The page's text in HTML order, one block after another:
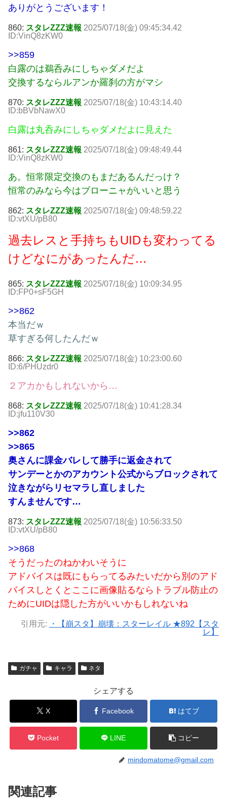
ありがとうございます！
860: スタレZZZ速報 2025/07/18(金) 09:45:34.42
ID:VinQ8zKW0
>>859
白露のは鵜呑みにしちゃダメだよ
交換するならルアンか羅刹の方がマシ
870: スタレZZZ速報 2025/07/18(金) 10:43:14.40
ID:bBVbNawX0
白露は丸呑みにしちゃダメだよに見えた
861: スタレZZZ速報 2025/07/18(金) 09:48:49.44
ID:VinQ8zKW0
あ。恒常限定交換のもまだあるんだっけ？
恒常のみなら今はブローニャがいいと思う
862: スタレZZZ速報 2025/07/18(金) 09:48:59.22
ID:vtXU/pB80
過去レスと手持ちもUIDも変わってる
けどなにがあったんだ…
865: スタレZZZ速報 2025/07/18(金) 10:09:34.95
ID:FP0+sF5GH
>>862
本当だｗ
草すぎる何したんだｗ
866: スタレZZZ速報 2025/07/18(金) 10:23:00.60
ID:6/PHUzdr0
２アカかもしれないから…
868: スタレZZZ速報 2025/07/18(金) 10:41:28.34
ID:jfu110V30
>>862
>>865
奥さんに課金バレして勝手に返金されて
サンデーとかのアカウント公式からブロックされて
泣きながらリセマラし直しました
すんませんです…
873: スタレZZZ速報 2025/07/18(金) 10:56:33.50
ID:vtXU/pB80
>>868
そうだったのねかわいそうに
アドバイスは既にもらってるみたいだから別のアド
バイスしとくとここに画像貼るならトラブル防止の
ためにUIDは隠した方がいいかもしれないね
引用元:
・【崩スタ】崩壊：スターレイル ★892【スタ
レ】
ガチャ キャラ ネタ
シェアする
X Facebook はてブ
Pocket LINE コピー
mindomatome@gmail.com
関連記事